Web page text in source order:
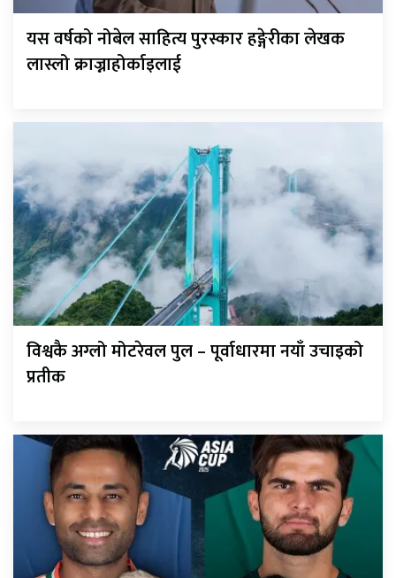
यस वर्षको नोबेल साहित्य पुरस्कार हङ्गेरीका लेखक
लास्लो क्राज्नाहोर्काइलाई
विश्वकै अग्लो मोटरेवल पुल – पूर्वाधारमा नयाँ उचाइको
प्रतीक